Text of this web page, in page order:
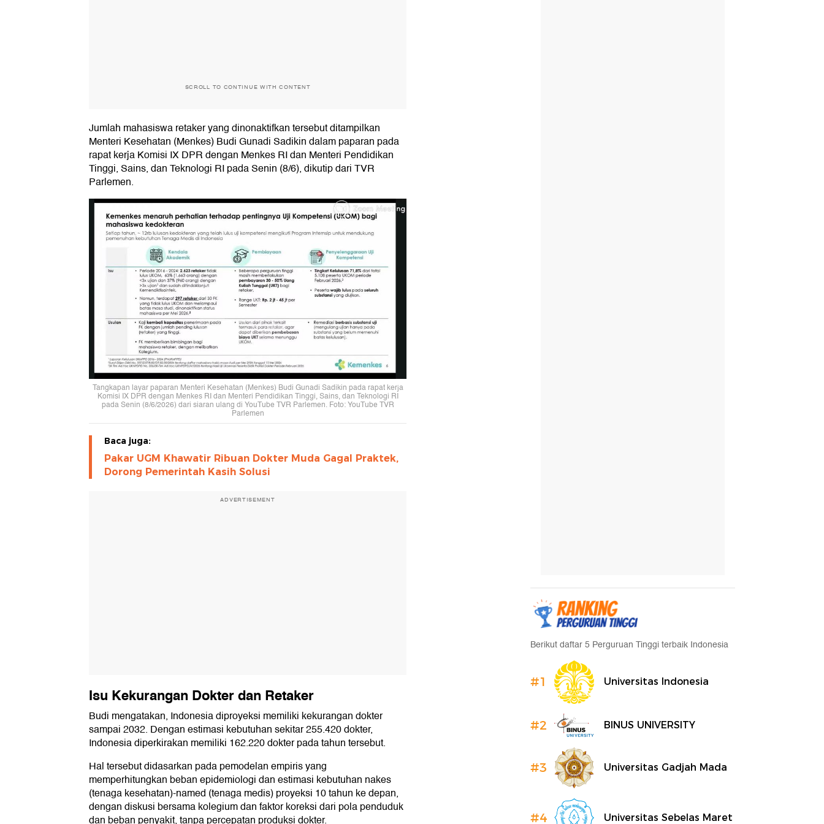
SCROLL TO CONTINUE WITH CONTENT
Jumlah mahasiswa retaker yang dinonaktifkan tersebut ditampilkan
Menteri Kesehatan (Menkes) Budi Gunadi Sadikin dalam paparan pada
rapat kerja Komisi IX DPR dengan Menkes RI dan Menteri Pendidikan
Tinggi, Sains, dan Teknologi RI pada Senin (8/6), dikutip dari TVR
Parlemen.
Tangkapan layar paparan Menteri Kesehatan (Menkes) Budi Gunadi Sadikin pada rapat kerja
Komisi IX DPR dengan Menkes RI dan Menteri Pendidikan Tinggi, Sains, dan Teknologi RI
pada Senin (8/6/2026) dari siaran ulang di YouTube TVR Parlemen. Foto: YouTube TVR
Parlemen
Baca juga:
Pakar UGM Khawatir Ribuan Dokter Muda Gagal Praktek,
Dorong Pemerintah Kasih Solusi
ADVERTISEMENT
Isu Kekurangan Dokter dan Retaker
Budi mengatakan, Indonesia diproyeksi memiliki kekurangan dokter
sampai 2032. Dengan estimasi kebutuhan sekitar 255.420 dokter,
Indonesia diperkirakan memiliki 162.220 dokter pada tahun tersebut.
Hal tersebut didasarkan pada pemodelan empiris yang
memperhitungkan beban epidemiologi dan estimasi kebutuhan nakes
(tenaga kesehatan)-named (tenaga medis) proyeksi 10 tahun ke depan,
dengan diskusi bersama kolegium dan faktor koreksi dari pola penduduk
dan beban penyakit, tanpa percepatan produksi dokter.
Berikut daftar 5 Perguruan Tinggi terbaik Indonesia
#1 Universitas Indonesia
#2 BINUS UNIVERSITY
#3 Universitas Gadjah Mada
#4 Universitas Sebelas Maret